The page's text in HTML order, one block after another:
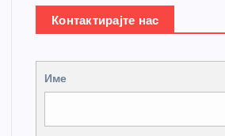
Контактирајте нас
Име